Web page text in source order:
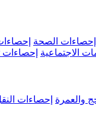
إحصاءات الصحة
الاجتماعية إحصاءات
والعمرة إحصاءات